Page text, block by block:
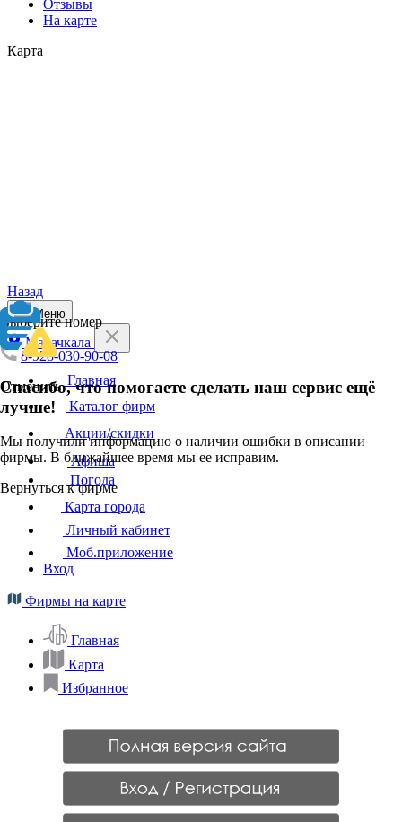
Отзывы
На карте
Карта
Назад
Выберите номер
8-928-030-90-08
Отменить
Спасибо, что помогаете сделать наш сервис ещё
лучше!
Мы получили информацию о наличии ошибки в описании
фирмы. В ближайшее время мы ее исправим.
Вернуться к фирме
Меню
Махачкала
Главная
Каталог фирм
Акции/скидки
Афиша
Погода
Карта города
Личный кабинет
Моб.приложение
Вход
Фирмы на карте
Главная
Карта
Избранное